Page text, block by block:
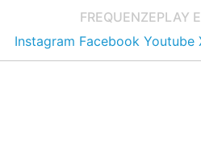
FREQUENZEPLAY
Instagram Facebook Youtube